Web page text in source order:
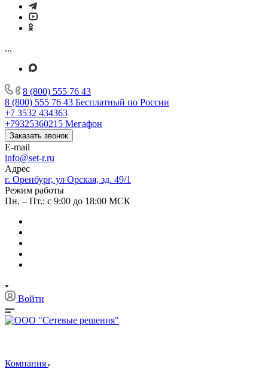
...
8 (800) 555 76 43
8 (800) 555 76 43 Бесплатный по России
+7 3532 434363
+79325360215 Мегафон
Заказать звонок
E-mail
info@set-r.ru
Адрес
г. Оренбург, ул Орская, зд. 49/1
Режим работы
Пн. – Пт.: с 9:00 до 18:00 МСК
Войти
Компания